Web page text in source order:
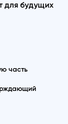
для будущих
часть